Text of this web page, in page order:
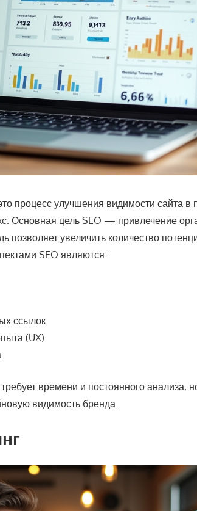
процесс улучшения видимости сайта в
Основная цель SEO — привлечение
позволяет увеличить количество
SEO являются:
ссылок
(UX)
времени и постоянного анализа,
видимость бренда.